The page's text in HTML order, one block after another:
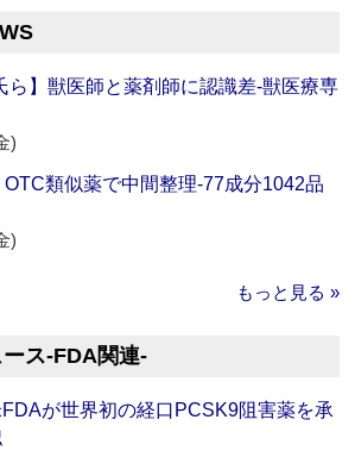
ら】獣医師と薬剤師に認識差‐獣医療専
)
OTC類似薬で中間整理‐77成分1042品
)
もっと見る »
ス‐FDA関連‐
が世界初の経口PCSK9阻害薬を承